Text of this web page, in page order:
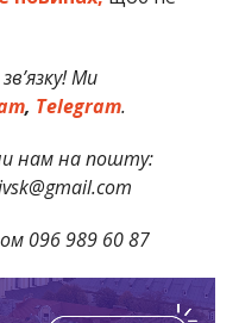
Ми
, Telegram.
нам на пошту:
096 989 60 87